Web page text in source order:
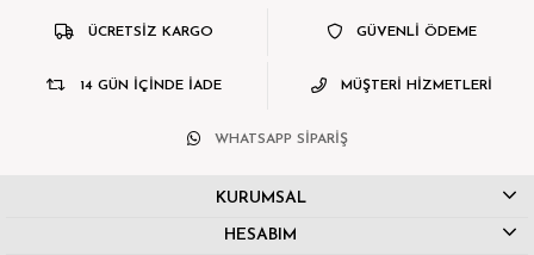
ÜCRETSİZ KARGO GÜVENLİ ÖDEME
14 GÜN İÇİNDE İADE MÜŞTERİ HİZMETLERİ
WHATSAPP SİPARİŞ
KURUMSAL
HESABIM